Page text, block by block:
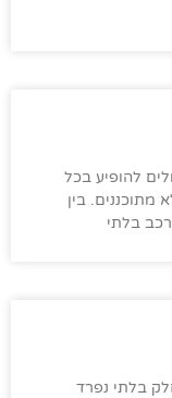
להופיע בכל
מתוכננים. בין
בלתי
בלתי נפרד